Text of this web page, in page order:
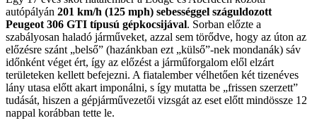
autópályán 201 km/h (125 mph) sebességgel száguldozott
Peugeot 306 GTI típusú gépkocsijával. Sorban előzte a
szabályosan haladó járműveket, azzal sem törődve, hogy az úton az
előzésre szánt „belső” (hazánkban ezt „külső”-nek mondanák) sáv
időnként véget ért, így az előzést a járműforgalom elől elzárt
területeken kellett befejezni. A fiatalember vélhetően két tizenéves
lány utasa előtt akart imponálni, s így mutatta be „frissen szerzett”
tudását, hiszen a gépjárművezetői vizsgát az eset előtt mindössze 12
nappal korábban tette le.